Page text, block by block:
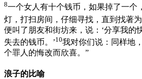
8一个女人有十个钱币，如果掉了一个
灯，打扫房间，仔细寻找，直到找著
便叫了朋友和街坊来，说：‘分享我的
失去的钱币。’10我对你们说：同样地
个罪人的悔改而欣喜。”
浪子的比喻